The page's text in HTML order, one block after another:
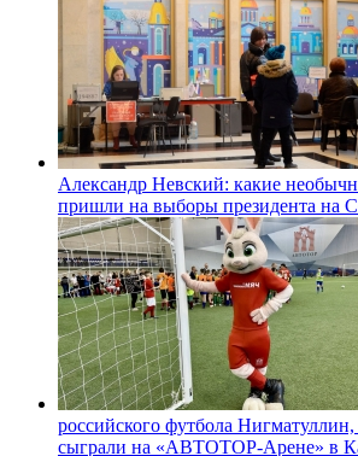
Александр Невский: какие
пришли на выборы президента на
российского футбола
сыграли на «АВТОТОР-Арене» в